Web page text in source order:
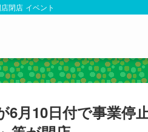
閉店 イベント
6月10日付で事業